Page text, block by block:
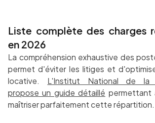
Liste complète des charges
en 2026
La compréhension exhaustive des
permet d'éviter les litiges et
locative. L'Institut National de la
propose un guide détaillé permettant
maîtriser parfaitement cette répartition.